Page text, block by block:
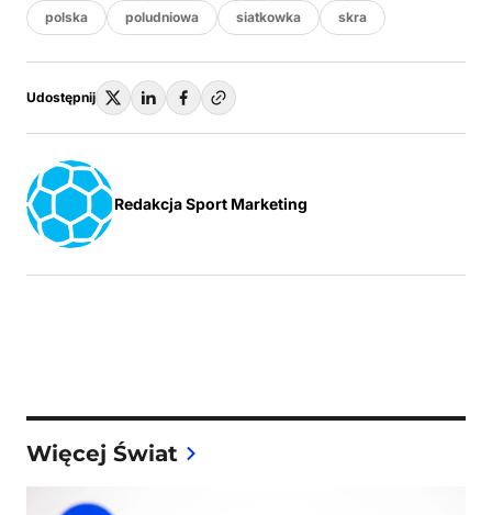
polska poludniowa siatkowka skra
Udostępnij
Redakcja Sport Marketing
Więcej Świat